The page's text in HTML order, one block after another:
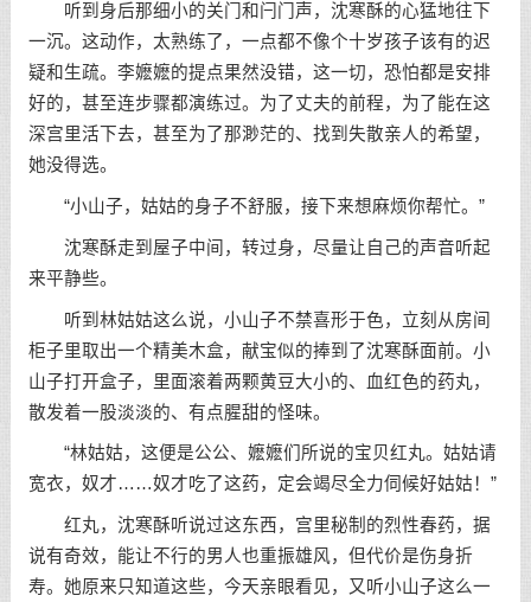
听到身后那细小的关门和闩门声，沈寒酥的心猛地往下
一沉。这动作，太熟练了，一点都不像个十岁孩子该有的迟
疑和生疏。李嬷嬷的提点果然没错，这一切，恐怕都是安排
好的，甚至连步骤都演练过。为了丈夫的前程，为了能在这
深宫里活下去，甚至为了那渺茫的、找到失散亲人的希望，
她没得选。
“小山子，姑姑的身子不舒服，接下来想麻烦你帮忙。”
沈寒酥走到屋子中间，转过身，尽量让自己的声音听起
来平静些。
听到林姑姑这么说，小山子不禁喜形于色，立刻从房间
柜子里取出一个精美木盒，献宝似的捧到了沈寒酥面前。小
山子打开盒子，里面滚着两颗黄豆大小的、血红色的药丸，
散发着一股淡淡的、有点腥甜的怪味。
“林姑姑，这便是公公、嬷嬷们所说的宝贝红丸。姑姑请
宽衣，奴才……奴才吃了这药，定会竭尽全力伺候好姑姑！”
红丸，沈寒酥听说过这东西，宫里秘制的烈性春药，据
说有奇效，能让不行的男人也重振雄风，但代价是伤身折
寿。她原来只知道这些，今天亲眼看见，又听小山子这么一